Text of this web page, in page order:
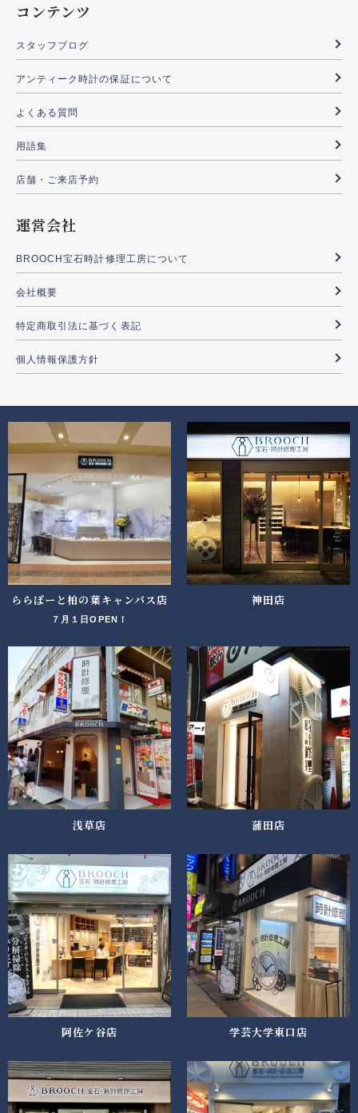
コンテンツ
スタッフブログ
アンティーク時計の保証について
よくある質問
用語集
店舗・ご来店予約
運営会社
BROOCH宝石時計修理工房について
会社概要
特定商取引法に基づく表記
個人情報保護方針
ららぽーと柏の葉キャンパス店
７月１日OPEN！
神田店
浅草店 蒲田店
阿佐ケ谷店 学芸大学東口店